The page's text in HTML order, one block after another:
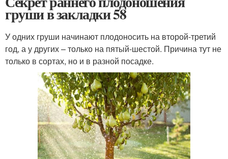
груши в закладки 58
У одних груши начинают плодоносить на второй-третий
год, а у других – только на пятый-шестой. Причина тут не
только в сортах, но и в разной посадке.